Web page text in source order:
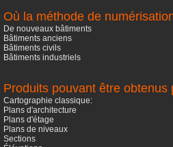
Où la méthode de
De nouveaux bâtiments
Bâtiments anciens
Bâtiments civils
Bâtiments industriels
Produits pouvant être obtenus
Cartographie classique:
Plans d'architecture
Plans d'étage
Plans de niveaux
Sections